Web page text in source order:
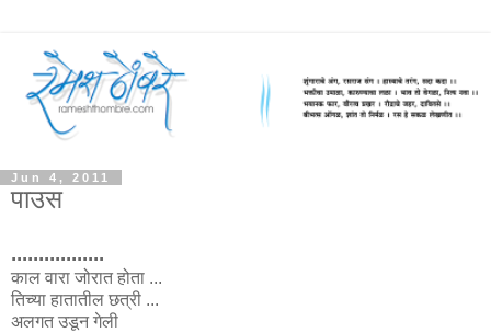
Jun 4, 2011
पाउस
.................
काल वारा जोरात होता ...
तिच्या हातातील छत्री ...
अलगत उडून गेली